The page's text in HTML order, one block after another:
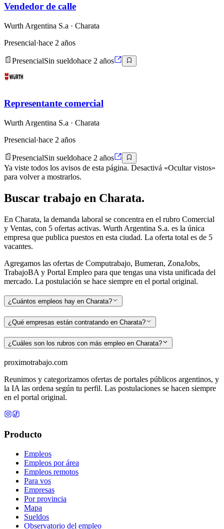
Vendedor de calle
Wurth Argentina S.a · Charata
Presencial·hace 2 años
PresencialSin sueldohace 2 años
Representante comercial
Wurth Argentina S.a · Charata
Presencial·hace 2 años
PresencialSin sueldohace 2 años
Ya viste todos los avisos de esta página. Desactivá «Ocultar vistos»
para volver a mostrarlos.
Buscar trabajo en Charata.
En Charata, la demanda laboral se concentra en el rubro Comercial
y Ventas, con 5 ofertas activas. Wurth Argentina S.a. es la única
empresa que publica puestos en esta ciudad. La oferta total es de 5
vacantes.
Agregamos las ofertas de Computrabajo, Bumeran, ZonaJobs,
TrabajoBA y Portal Empleo para que tengas una vista unificada del
mercado. La postulación se hace siempre en el portal original.
¿Cuántos empleos hay en Charata?
¿Qué empresas están contratando en Charata?
¿Cuáles son los rubros con más empleo en Charata?
proximotrabajo.com
Reunimos y categorizamos ofertas de portales públicos argentinos, y
la IA las ordena según tu perfil. Las postulaciones se hacen siempre
en el portal original.
Producto
Empleos
Empleos por área
Empleos remotos
Para vos
Empresas
Por provincia
Mapa
Sueldos
Observatorio del empleo